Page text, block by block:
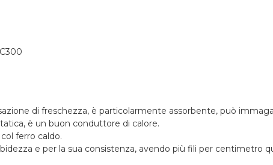
di freschezza, è particolarmente assorbente, può
è un buon conduttore di calore.
ferro caldo.
e per la sua consistenza, avendo più fili per centimetro